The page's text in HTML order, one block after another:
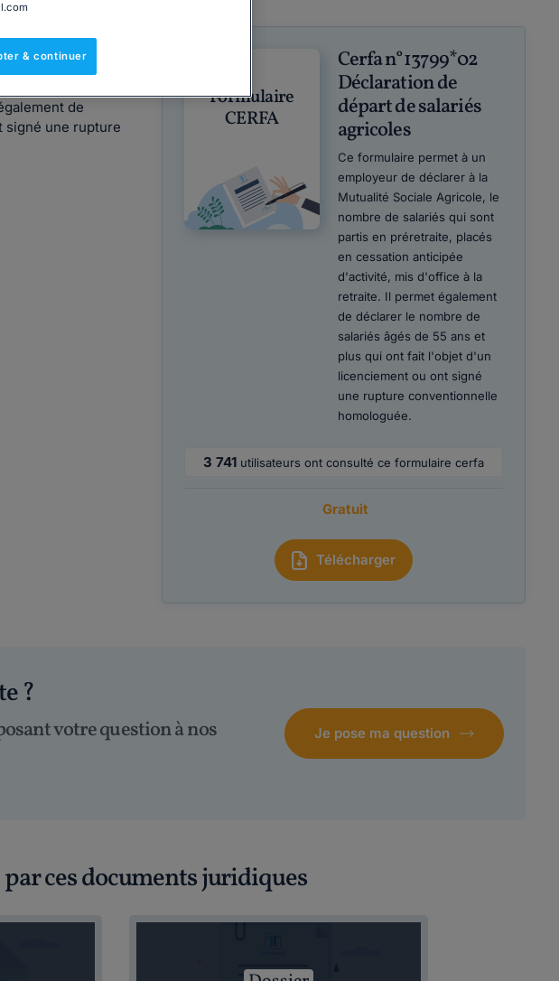
qui sont
de
signé une rupture
Formulaire
CERFA
Cerfa n°13799*02
Déclaration de
départ de salariés
agricoles
Ce formulaire permet à un
employeur de déclarer à la
Mutualité Sociale Agricole, le
nombre de salariés qui sont
partis en préretraite, placés
en cessation anticipée
d'activité, mis d'office à la
retraite. Il permet également
de déclarer le nombre de
salariés âgés de 55 ans et
plus qui ont fait l'objet d'un
licenciement ou ont signé
une rupture conventionnelle
homologuée.
3 741 utilisateurs ont consulté ce formulaire cerfa
Gratuit
Télécharger
?
votre question à nos
Je pose ma question
ces documents juridiques
& continuer